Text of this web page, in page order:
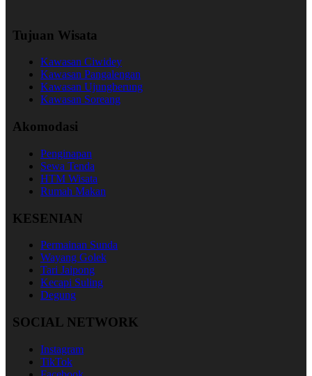
Tujuan Wisata
Kawasan Ciwidey
Kawasan Pangalengan
Kawasan Ujungberung
Kawasan Soreang
Akomodasi
Penginapan
Sewa Tenda
HTM Wisata
Rumah Makan
KESENIAN
Permainan Sunda
Wayang Golek
Tari Jaipong
Kecapi Suling
Degung
SOCIAL NETWORK
Instagram
TikTok